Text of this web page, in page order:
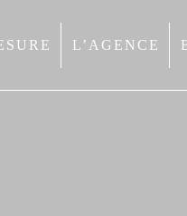
L’AGENCE